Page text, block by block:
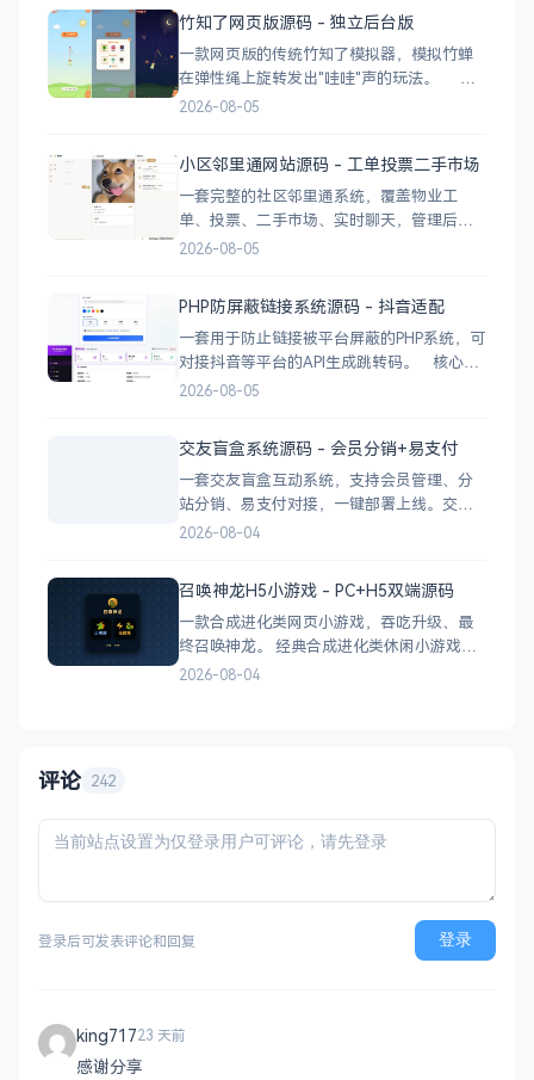
示：移动端 2 列 → 平板 3 列 → 桌面 4~5
竹知了网页版源码 - 独立后台版
一款网页版的传统竹知了模拟器，模拟竹蝉
在弹性绳上旋转发出"哇哇"声的玩法。 核
心功能 网页版运行，无需下载 独立后台管
2026-08-05
小区邻里通网站源码 - 工单投票二手市场
一套完整的社区邻里通系统，覆盖物业工
单、投票、二手市场、实时聊天，管理后台
一应俱全。 前台功能 九宫格快捷菜单 +
情 小区投票：发起/参与/查看结果 邻里社区
2026-08-05
PHP防屏蔽链接系统源码 - 抖音适配
一套用于防止链接被平台屏蔽的PHP系统，可
对接抖音等平台的API生成跳转码。 核心功
能 多域名池智能切换，降低被拦截概率 对接
分析报表 技术栈 后端：PHP
2026-08-05
交友盲盒系统源码 - 会员分销+易支付
一套交友盲盒互动系统，支持会员管理、分
站分销、易支付对接，一键部署上线。交友
盲盒系统源码，支持会员系统、多商户分
建。 核心功能 会员系统：自定义价格、会
员等级 分销系统：代理商机制、佣金
2026-08-04
召唤神龙H5小游戏 - PC+H5双端源码
一款合成进化类网页小游戏，吞吃升级、最
终召唤神龙。 经典合成进化类休闲小游戏，
双版本可选：正常版挑战通关、无敌版轻松
2026-08-04
评论 242
登录后可发表评论和回复 登录
king71723 天前
感谢分享